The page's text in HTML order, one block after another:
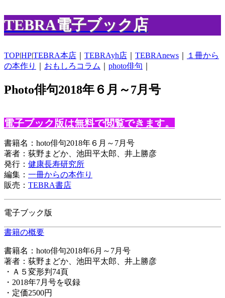
TEBRA電子ブック店
TOP|HP|TEBRA本店 TEBRAyh店 TEBRAnews
１冊から
の本作り
おもしろコラム photo俳句
Photo俳句2018年６月～7月号
電子ブック版は無料で閲覧できます。
書籍名：hoto俳句2018年６月～7月号
著者：荻野まどか、池田平太郎、井上勝彦
発行： 健康長寿研究所
編集： 一冊からの本作り
販売： TEBRA書店
電子ブック版
書籍の概要
書籍名：hoto俳句2018年6月～7月号
著者：荻野まどか、池田平太郎、井上勝彦
・Ａ５変形判74頁
・2018年7月号を収録
・定価2500円